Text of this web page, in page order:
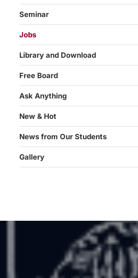
Seminar
Jobs
Library and Download
Free Board
Ask Anything
New & Hot
News from Our Students
Gallery